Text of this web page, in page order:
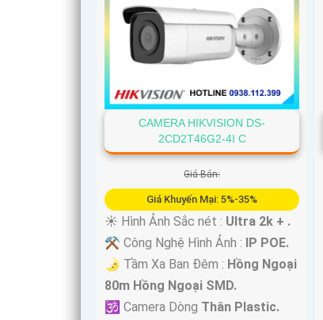
CAMERA HIKVISION DS-
2CD2T46G2-4I C
Giá Bán:
Giá Khuyến Mại: 5%-35%
☀️ Hình Ảnh Sắc nét : Ultra 2k + .
⚒ Công Nghệ Hình Ảnh : IP POE.
🌛 Tầm Xa Ban Đêm : Hồng Ngoại
80m Hồng Ngoại SMD.
🕉️ Camera Dòng Thân Plastic.